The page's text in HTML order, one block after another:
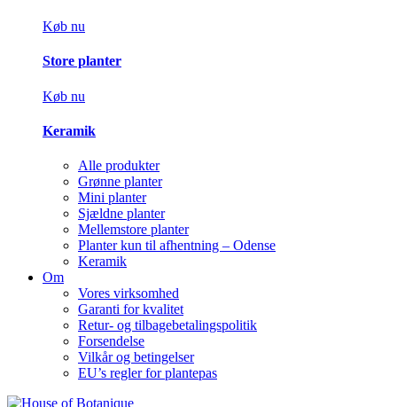
Køb nu
Store planter
Køb nu
Keramik
Alle produkter
Grønne planter
Mini planter
Sjældne planter
Mellemstore planter
Planter kun til afhentning – Odense
Keramik
Om
Vores virksomhed
Garanti for kvalitet
Retur- og tilbagebetalingspolitik
Forsendelse
Vilkår og betingelser
EU’s regler for plantepas